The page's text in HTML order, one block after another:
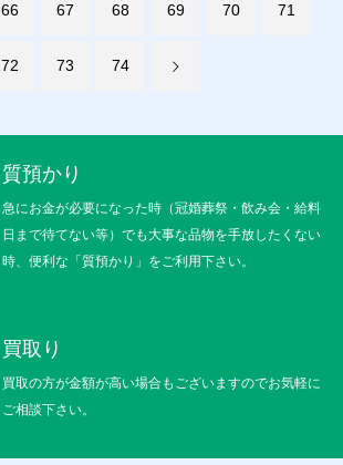
66 67 68 69 70 71
72 73 74
質預かり
急にお金が必要になった時（冠婚葬祭・飲み会・給料
日まで待てない等）でも大事な品物を手放したくない
時、便利な「質預かり」をご利用下さい。
買取り
買取の方が金額が高い場合もございますのでお気軽に
ご相談下さい。